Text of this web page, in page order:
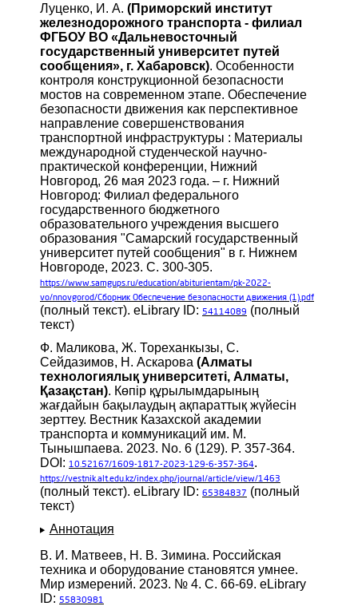
Луценко, И. А. (Приморский институт
железнодорожного транспорта - филиал
ФГБОУ ВО «Дальневосточный
государственный университет путей
сообщения», г. Хабаровск). Особенности
контроля конструкционной безопасности
мостов на современном этапе. Обеспечение
безопасности движения как перспективное
направление совершенствования
транспортной инфраструктуры : Материалы
международной студенческой научно-
практической конференции, Нижний
Новгород, 26 мая 2023 года. – г. Нижний
Новгород: Филиал федерального
государственного бюджетного
образовательного учреждения высшего
образования "Самарский государственный
университет путей сообщения" в г. Нижнем
Новгороде, 2023. С. 300-305.
https://www.samgups.ru/education/abiturientam/pk-2022-
vo/nnovgorod/Сборник Обеспечение безопасности движения (1).pdf
(полный текст). eLibrary ID: 54114089 (полный
текст)
Ф. Маликова, Ж. Тореханкызы, С.
Сейдазимов, Н. Аскарова (Алматы
технологиялық университеті, Алматы,
Қазақстан). Көпір құрылымдарының
жағдайын бақылаудың ақпараттық жүйесін
зерттеу. Вестник Казахской академии
транспорта и коммуникаций им. М.
Тынышпаева. 2023. No. 6 (129). P. 357-364.
DOI: 10.52167/1609-1817-2023-129-6-357-364.
https://vestnik.alt.edu.kz/index.php/journal/article/view/1463
(полный текст). eLibrary ID: 65384837 (полный
текст)
Аннотация
В. И. Матвеев, Н. В. Зимина. Российская
техника и оборудование становятся умнее.
Мир измерений. 2023. № 4. С. 66-69. eLibrary
ID: 55830981